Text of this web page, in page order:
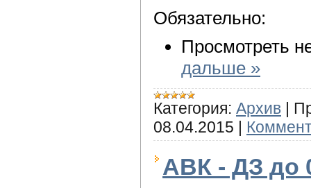
Обязательно:
Просмотреть
дальше »
Категория: Архив |
08.04.2015 |
АВК - ДЗ до